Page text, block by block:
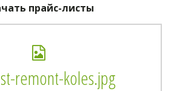
прайс-листы
remont-koles.jpg